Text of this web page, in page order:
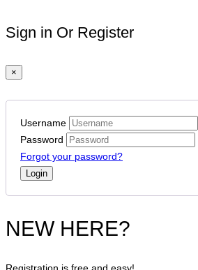
Sign in Or Register
×
Username
Password
Forgot your password?
NEW HERE?